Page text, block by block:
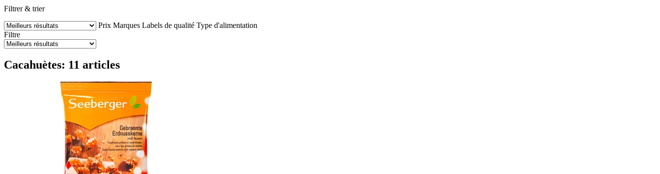
Filtrer & trier
Prix Marques Labels de qualité Type d'alimentation
Filtre
Cacahuètes: 11 articles